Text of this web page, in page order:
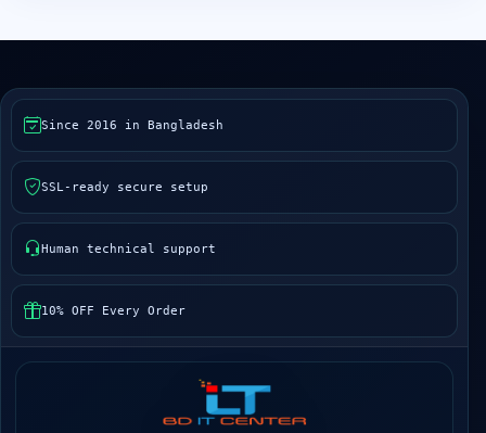
Since 2016 in Bangladesh
SSL-ready secure setup
Human technical support
10% OFF Every Order